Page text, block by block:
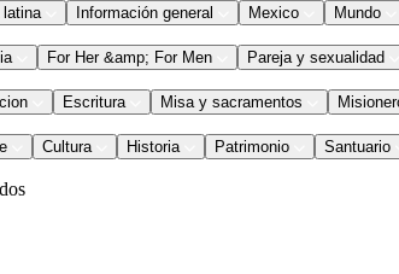
Información general Mexico Mundo
For Her &amp; For Men Pareja y sexualidad
Escritura Misa y sacramentos
Cultura Historia Patrimonio Santuario